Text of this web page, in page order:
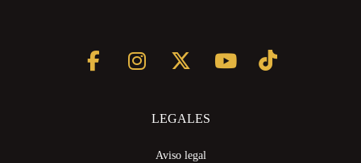
LEGALES
Aviso legal